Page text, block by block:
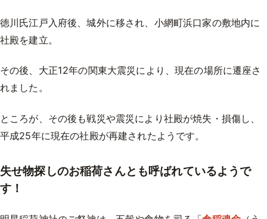
徳川氏江戸入府後、城外に移され、小網町浜口家の敷地内に
社殿を建立。
その後、大正12年の関東大震災により、現在の場所に遷座さ
れました。
ところが、その後も戦災や震災により社殿が焼失・損傷し、
平成25年に現在の社殿が再建されたようです。
失せ物探しのお稲荷さんとも呼ばれているようで
す！